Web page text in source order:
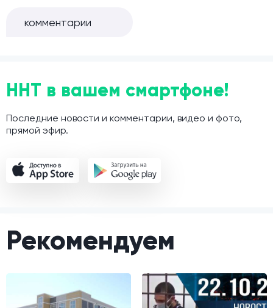
комментарии
ННТ в вашем смартфоне!
Последние новости и комментарии, видео и фото,
прямой эфир.
Рекомендуем